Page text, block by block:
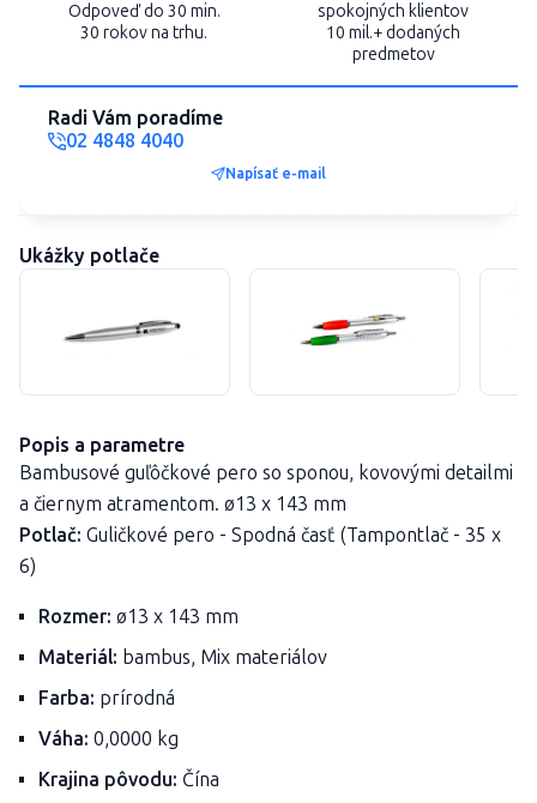
Odpoveď do 30 min.
30 rokov na trhu.
spokojných klientov
10 mil.+ dodaných
predmetov
Radi Vám poradíme
02 4848 4040
Napísať e-mail
Ukážky potlače
Popis a parametre
Bambusové guľôčkové pero so sponou, kovovými detailmi
a čiernym atramentom. ø13 x 143 mm
Potlač: Guličkové pero - Spodná časť (Tampontlač - 35 x
6)
Rozmer: ø13 x 143 mm
Materiál: bambus, Mix materiálov
Farba: prírodná
Váha: 0,0000 kg
Krajina pôvodu: Čína